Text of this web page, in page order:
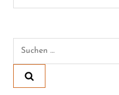
r
a
Suchen